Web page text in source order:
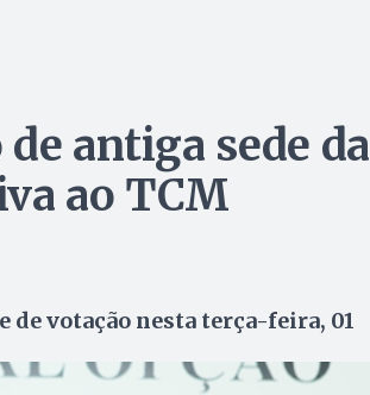
antiga sede da
ao TCM
votação nesta terça-feira, 01